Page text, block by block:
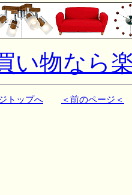
い物なら
トップへ ＜前のページ＜